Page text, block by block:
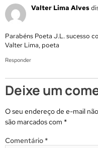
Valter Lima Alves
Parabéns Poeta J.L. sucesso
Valter Lima, poeta
Responder
Deixe um
O seu endereço de e-mail
são marcados com *
Comentário *